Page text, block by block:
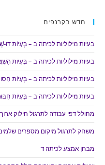
חדש בקרנפים
בעיות מילוליות לכיתה ב – בְּעָיוֹת
בעיות מילוליות לכיתה ב – בְּעָיוֹת
בעיות מילוליות לכיתה ב – בְּעָיוֹת
בעיות מילוליות לכיתה ב – בְּעָיוֹת
מחולל דפי עבודה לתרגול חילוק ארוך
משחק לתרגול מיקום מספרים
מבחן אמצע לכיתה ד